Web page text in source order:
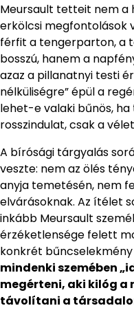
Meursault tetteit nem
erkölcsi megfontolások
férfit a tengerparton, a
bosszú, hanem a
azaz a pillanatnyi testi
nélküliségre” épül a
lehet-e valaki bűnös,
rosszindulat, csak a
A bírósági tárgyalás
veszte: nem az ölés
anyja temetésén, nem
elvárásoknak. Az ítélet
inkább Meursault
érzéketlensége felett
konkrét
mindenki szemében
megérteni, aki kilóg a
távolítani a